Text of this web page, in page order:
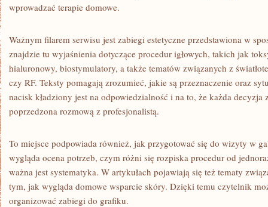
wprowadzać terapie domowe.
Ważnym filarem serwisu jest zabiegi estetyczne przedstawiona w
znajdzie tu wyjaśnienia dotyczące procedur igłowych, takich jak
hialuronowy, biostymulatory, a także tematów związanych z
czy RF. Teksty pomagają zrozumieć, jakie są przeznaczenie oraz
nacisk kładziony jest na odpowiedzialność i na to, że każda decyzja
poprzedzona rozmową z profesjonalistą.
To miejsce podpowiada również, jak przygotować się do wizyty w
wygląda ocena potrzeb, czym różni się rozpiska procedur od
ważna jest systematyka. W artykułach pojawiają się też tematy
tym, jak wygląda domowe wsparcie skóry. Dzięki temu czytelnik
organizować zabiegi do grafiku.